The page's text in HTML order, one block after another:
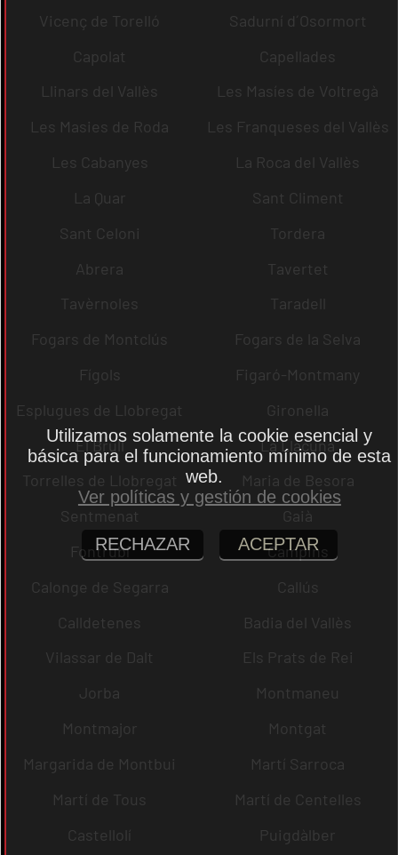
Vicenç de Torelló
Sadurní d´Osormort
Capolat
Capellades
Llinars del Vallès
Les Masíes de Voltregà
Les Masies de Roda
Les Franqueses del Vallès
Les Cabanyes
La Roca del Vallès
La Quar
Sant Climent
Sant Celoni
Tordera
Abrera
Tavertet
Tavèrnoles
Taradell
Fogars de Montclús
Fogars de la Selva
Fígols
Figaró-Montmany
Esplugues de Llobregat
Gironella
El Brull
La Llacuna
Torrelles de Llobregat
Maria de Besora
Sentmenat
Gaià
Fontrubí
Campins
Calonge de Segarra
Callús
Calldetenes
Badia del Vallès
Vilassar de Dalt
Els Prats de Rei
Jorba
Montmaneu
Montmajor
Montgat
Margarida de Montbui
Martí Sarroca
Martí de Tous
Martí de Centelles
Castellolí
Puigdàlber
Utilizamos solamente la cookie esencial y
básica para el funcionamiento mínimo de esta
web.
Ver políticas y gestión de cookies
RECHAZAR ACEPTAR